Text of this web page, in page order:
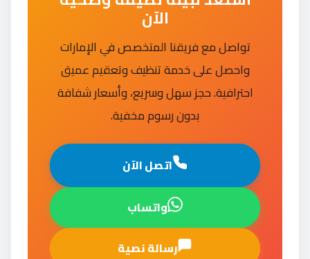
الآن
تواصل مع فريقنا المتخصص في الإمارات
واحصل على خدمة تنظيف وتعقيم عميق
احترافية. حجز سهل وسريع، وأسعار شفافة
بدون رسوم مخفية.
اتصل الآن
واتساب
رسالة نصية